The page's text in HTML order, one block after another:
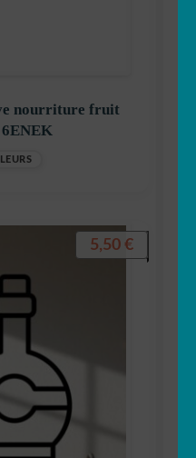
nourriture fruit
5,50 €